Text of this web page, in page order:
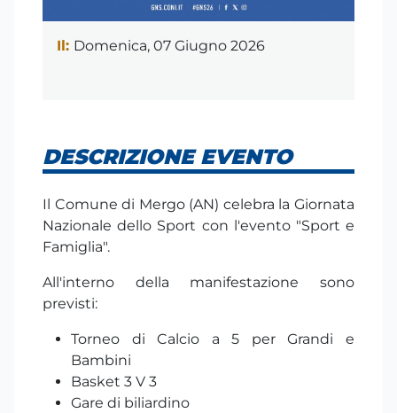
Il: Domenica, 07 Giugno 2026
DESCRIZIONE EVENTO
Il Comune di Mergo (AN) celebra la Giornata
Nazionale dello Sport con l'evento "Sport e
Famiglia".
All'interno della manifestazione sono
previsti:
Torneo di Calcio a 5 per Grandi e
Bambini
Basket 3 V 3
Gare di biliardino